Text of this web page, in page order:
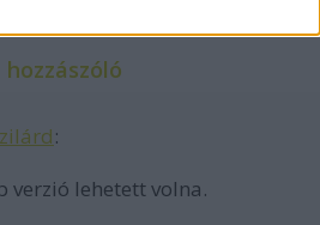
:
verzió lehetett volna.